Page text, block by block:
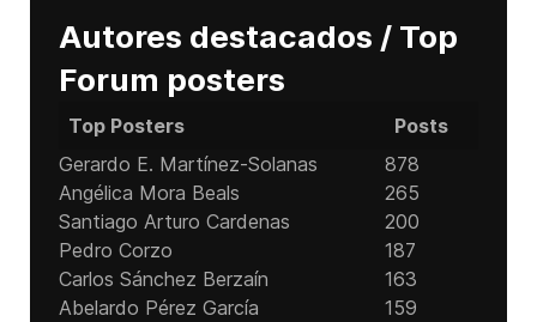
Autores destacados / Top
Forum posters
Top Posters
Posts
Gerardo E. Martínez-Solanas
878
Angélica Mora Beals
265
Santiago Arturo Cardenas
200
Pedro Corzo
187
Carlos Sánchez Berzaín
163
Abelardo Pérez García
159